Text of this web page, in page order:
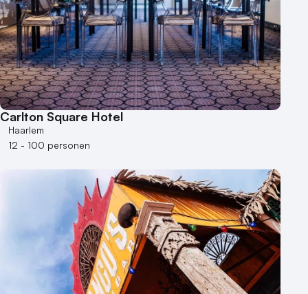
Carlton Square Hotel
Haarlem
12 - 100 personen